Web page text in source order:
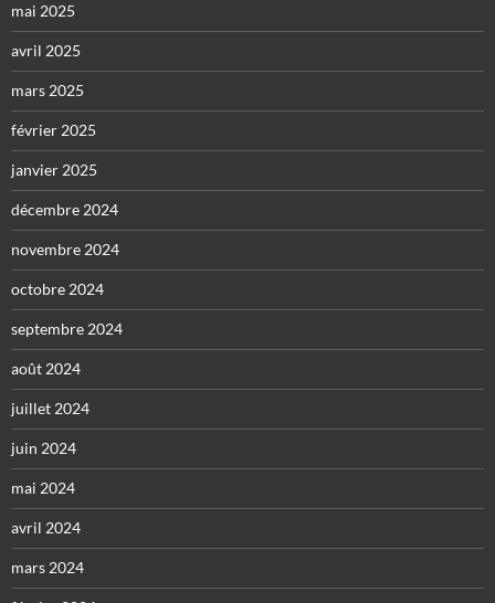
mai 2025
avril 2025
mars 2025
février 2025
janvier 2025
décembre 2024
novembre 2024
octobre 2024
septembre 2024
août 2024
juillet 2024
juin 2024
mai 2024
avril 2024
mars 2024